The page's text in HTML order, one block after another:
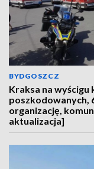
BYDGOSZCZ
Kraksa na
poszkodowanych,
organizację,
aktualizacja]